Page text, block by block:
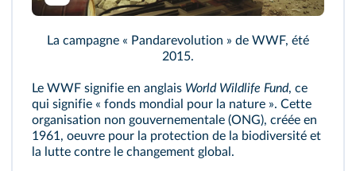
La campagne « Pandarevolution » de WWF, été
2015.
Le WWF signifie en anglais World Wildlife Fund, ce
qui signifie « fonds mondial pour la nature ». Cette
organisation non gouvernementale (ONG), créée en
1961, oeuvre pour la protection de la biodiversité et
la lutte contre le changement global.